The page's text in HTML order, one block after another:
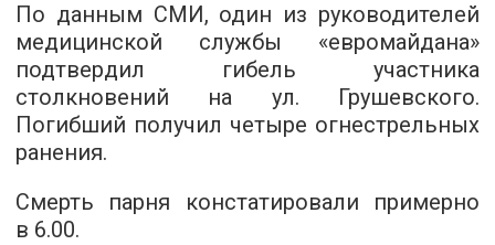
По данным СМИ, один из руководителей
медицинской службы «евромайдана»
подтвердил гибель участника
столкновений на ул. Грушевского.
Погибший получил четыре огнестрельных
ранения.
Смерть парня констатировали примерно
в 6.00.